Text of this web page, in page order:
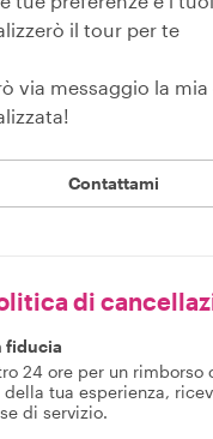
il tour per te
via messaggio la
Contattami
di
fiducia
24 ore per un rimborso
tua esperienza,
di servizio.